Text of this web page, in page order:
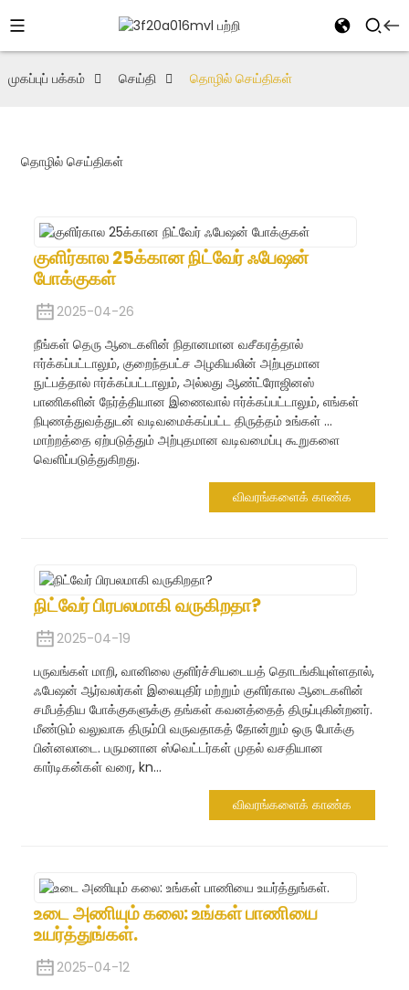
முகப்புப் பக்கம் செய்தி தொழில் செய்திகள்
தொழில் செய்திகள்
குளிர்கால 25க்கான நிட்வேர் ஃபேஷன்
போக்குகள்
2025-04-26
நீங்கள் தெரு ஆடைகளின் நிதானமான வசீகரத்தால்
ஈர்க்கப்பட்டாலும், குறைந்தபட்ச அழகியலின் அற்புதமான
நுட்பத்தால் ஈர்க்கப்பட்டாலும், அல்லது ஆண்ட்ரோஜினஸ்
பாணிகளின் நேர்த்தியான இணைவால் ஈர்க்கப்பட்டாலும், எங்கள்
நிபுணத்துவத்துடன் வடிவமைக்கப்பட்ட திருத்தம் உங்கள் ...
மாற்றத்தை ஏற்படுத்தும் அற்புதமான வடிவமைப்பு கூறுகளை
வெளிப்படுத்துகிறது.
விவரங்களைக் காண்க
நிட்வேர் பிரபலமாகி வருகிறதா?
2025-04-19
பருவங்கள் மாறி, வானிலை குளிர்ச்சியடையத் தொடங்கியுள்ளதால்,
ஃபேஷன் ஆர்வலர்கள் இலையுதிர் மற்றும் குளிர்கால ஆடைகளின்
சமீபத்திய போக்குகளுக்கு தங்கள் கவனத்தைத் திருப்புகின்றனர்.
மீண்டும் வலுவாக திரும்பி வருவதாகத் தோன்றும் ஒரு போக்கு
பின்னலாடை. பருமனான ஸ்வெட்டர்கள் முதல் வசதியான
கார்டிகன்கள் வரை, kn...
விவரங்களைக் காண்க
உடை அணியும் கலை: உங்கள் பாணியை
உயர்த்துங்கள்.
2025-04-12